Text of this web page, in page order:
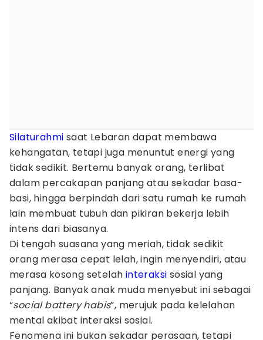
Silaturahmi saat Lebaran dapat membawa
kehangatan, tetapi juga menuntut energi yang
tidak sedikit. Bertemu banyak orang, terlibat
dalam percakapan panjang atau sekadar basa-
basi, hingga berpindah dari satu rumah ke rumah
lain membuat tubuh dan pikiran bekerja lebih
intens dari biasanya.
Di tengah suasana yang meriah, tidak sedikit
orang merasa cepat lelah, ingin menyendiri, atau
merasa kosong setelah interaksi sosial yang
panjang. Banyak anak muda menyebut ini sebagai
“social battery habis”, merujuk pada kelelahan
mental akibat interaksi sosial.
Fenomena ini bukan sekadar perasaan, tetapi